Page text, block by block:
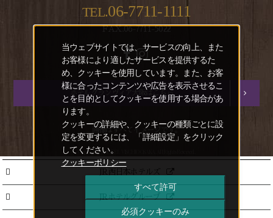
TEL.06-7711-1111
FAX.06-7711-5022
ホテルグランヴィア大阪はこちら
画像はすべてイメージです。
Copyright(C) HOTEL VISCHIO OSAKA. All Rights Reserved.
JR西日本ホテルズ
JRホテルグループ
当ウェブサイトでは、サービスの向上、また
お客様により適したサービスを提供するた
め、クッキーを使用しています。また、お客
様に合ったコンテンツや広告を表示させるこ
とを目的としてクッキーを使用する場合があ
ります。
クッキーの詳細や、クッキーの種類ごとに設
定を変更するには、「詳細設定」をクリック
してください。
クッキーポリシー
すべて許可
必須クッキーのみ